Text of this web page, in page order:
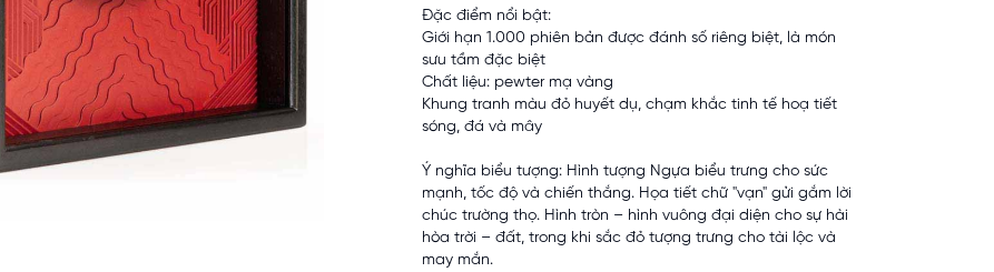
Đặc điểm nổi bật:
Giới hạn 1.000 phiên bản được đánh số riêng biệt, là món
sưu tầm đặc biệt
Chất liệu: pewter mạ vàng
Khung tranh màu đỏ huyết dụ, chạm khắc tinh tế hoạ tiết
sóng, đá và mây
Ý nghĩa biểu tượng: Hình tượng Ngựa biểu trưng cho sức
mạnh, tốc độ và chiến thắng. Họa tiết chữ "vạn" gửi gắm lời
chúc trường thọ. Hình tròn – hình vuông đại diện cho sự hài
hòa trời – đất, trong khi sắc đỏ tượng trưng cho tài lộc và
may mắn.